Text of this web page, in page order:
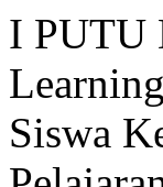
I PUTU
Siswa